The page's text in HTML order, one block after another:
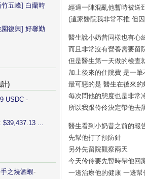
經過一陣混亂他暫時被送
(這家醫院我非常不推 但
醫生說小奶昔同樣也有心
而且非常沒有營養需要留
但是醫生第一天做的檢查
加上後來的住院費 是一筆
最可惡的是 醫生在後來
每次問他的態度也是非常
所以我跟伶伶決定帶他去
醫生看到小奶昔之前的報
先幫他打了預防針
另外先留院觀察兩天
今天伶伶要先暫時帶他回
一邊治療他的健康 一邊
竹五峰] 白蘭時
園復興] 好馨勤
)
USDC -
$39,437.13 ...
之燒酒蝦-